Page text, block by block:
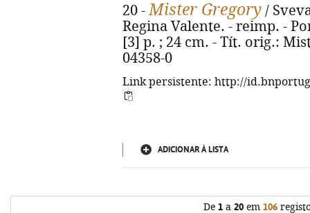
20 -Mister Gregory /
Regina Valente. - reimp. -
[3] p. ; 24 cm. - Tít. orig.:
04358-0
Link persistente: http://
ADICIONAR À LISTA
De 1 a 20 em 106